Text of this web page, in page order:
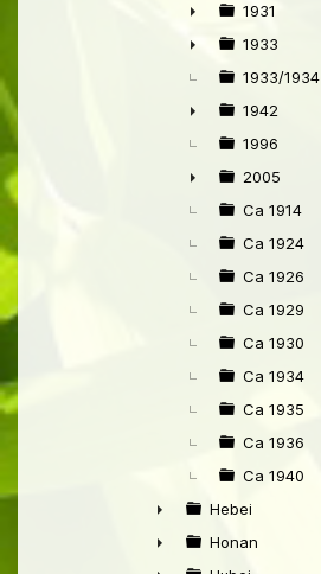
►
1931
►
1933
1933/1934
►
1942
1996
►
2005
Ca 1914
Ca 1924
Ca 1926
Ca 1929
Ca 1930
Ca 1934
Ca 1935
Ca 1936
Ca 1940
►
Hebei
Honan